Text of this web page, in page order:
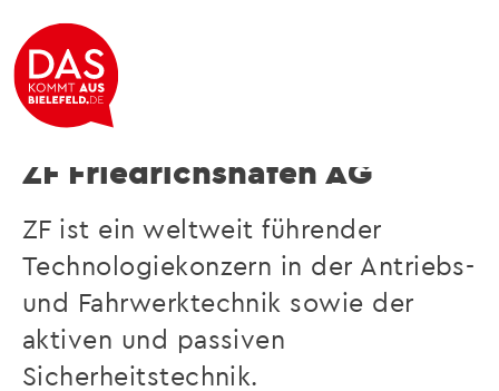
see. think. act.
ZF Friedrichshafen AG
ZF ist ein weltweit führender
Technologiekonzern in der Antriebs-
und Fahrwerktechnik sowie der
aktiven und passiven
Sicherheitstechnik.